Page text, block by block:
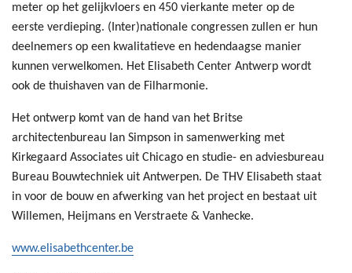
meter op het gelijkvloers en 450 vierkante meter op de
eerste verdieping. (Inter)nationale congressen zullen er hun
deelnemers op een kwalitatieve en hedendaagse manier
kunnen verwelkomen. Het Elisabeth Center Antwerp wordt
ook de thuishaven van de Filharmonie.
Het ontwerp komt van de hand van het Britse
architectenbureau Ian Simpson in samenwerking met
Kirkegaard Associates uit Chicago en studie- en adviesbureau
Bureau Bouwtechniek uit Antwerpen. De THV Elisabeth staat
in voor de bouw en afwerking van het project en bestaat uit
Willemen, Heijmans en Verstraete & Vanhecke.
www.elisabethcenter.be